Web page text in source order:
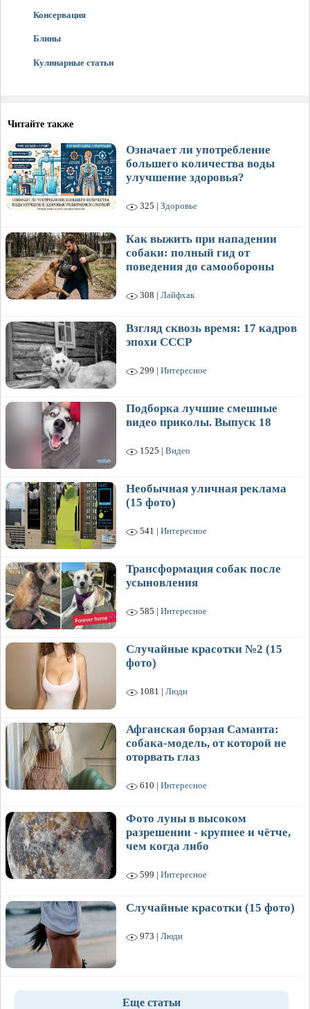
Консервация
Блины
Кулинарные статьи
Читайте также
Означает ли употребление
большего количества воды
улучшение здоровья?
325 | Здоровье
Как выжить при нападении
собаки: полный гид от
поведения до самообороны
308 | Лайфхак
Взгляд сквозь время: 17 кадров
эпохи СССР
299 | Интересное
Подборка лучшие смешные
видео приколы. Выпуск 18
1525 | Видео
Необычная уличная реклама
(15 фото)
541 | Интересное
Трансформация собак после
усыновления
585 | Интересное
Случайные красотки №2 (15
фото)
1081 | Люди
Афганская борзая Саманта:
собака-модель, от которой не
оторвать глаз
610 | Интересное
Фото луны в высоком
разрешении - крупнее и чётче,
чем когда либо
599 | Интересное
Случайные красотки (15 фото)
973 | Люди
Еще статьи